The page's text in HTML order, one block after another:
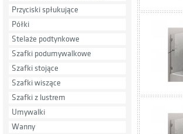
Przyciski spłukujące
Półki
Stelaże podtynkowe
Szafki podumywalkowe
Szafki stojące
Szafki wiszące
Szafki z lustrem
Umywalki
Wanny